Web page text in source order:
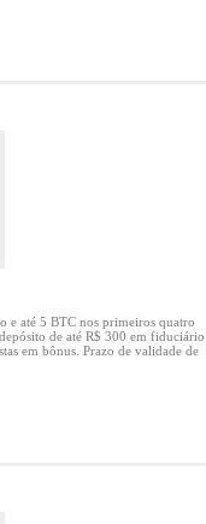
e até 5 BTC nos primeiros quatro
de até R$ 300 em fiduciário
em bônus. Prazo de validade de